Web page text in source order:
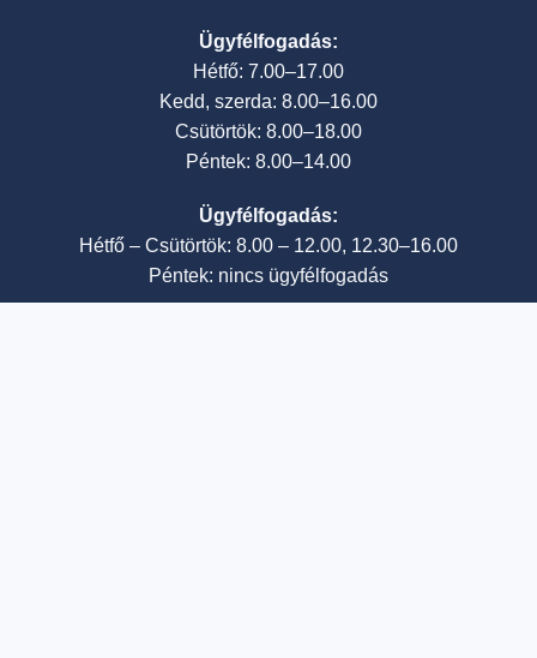
Ügyfélfogadás:
Hétfő: 7.00–17.00
Kedd, szerda: 8.00–16.00
Csütörtök: 8.00–18.00
Péntek: 8.00–14.00
Ügyfélfogadás:
Hétfő – Csütörtök: 8.00 – 12.00, 12.30–16.00
Péntek: nincs ügyfélfogadás